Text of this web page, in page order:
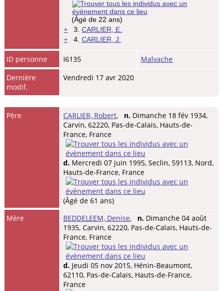
(Âgé de 22 ans)
+ 3.CARLIER, E.
+ 4.CARLIER, J.
ID personne I6135
Malvache
Dernière
modif.
Vendredi 17 avr 2020
Père CARLIER, Robert, n. Dimanche 18 fév 1934,
Carvin, 62220, Pas-de-Calais, Hauts-de-
France, France
d. Mercredi 07 juin 1995, Seclin, 59113, Nord,
Hauts-de-France, France
(Âgé de 61 ans)
Mère
BEDDELEEM, Denise, n. Dimanche 04 août
1935, Carvin, 62220, Pas-de-Calais, Hauts-de-
France, France
d. Jeudi 05 nov 2015, Hénin-Beaumont,
62110, Pas-de-Calais, Hauts-de-France,
France